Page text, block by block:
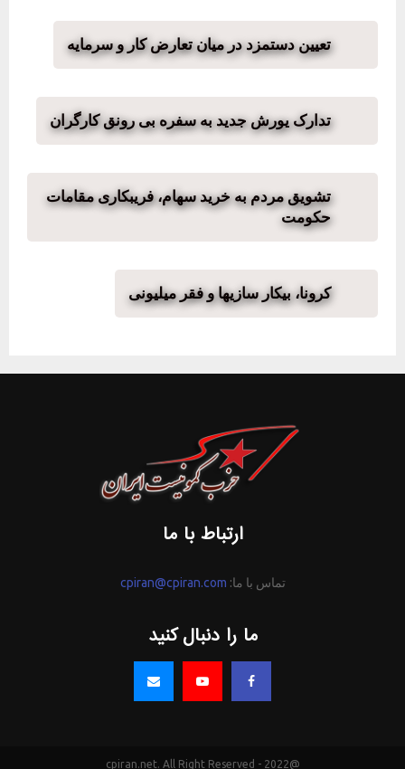
تعیین دستمزد در میان تعارض کار و سرمایه
تدارک یورش جدید به سفره بی رونق کارگران
تشویق مردم به خرید سهام، فریبکاری مقامات
حکومت
کرونا، بیکار سازیها و فقر میلیونی
ارتباط با ما
تماس با ما: cpiran@cpiran.com
ما را دنبال کنید
@2022 - cpiran.net. All Right Reserved